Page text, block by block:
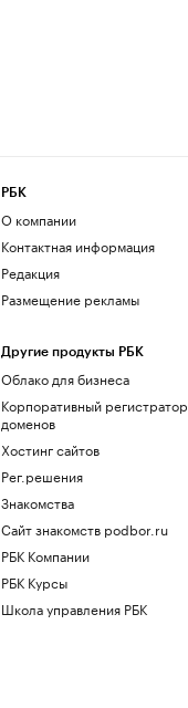
РБК
О компании
Контактная информация
Редакция
Размещение рекламы
Другие продукты РБК
Облако для бизнеса
Корпоративный регистратор
доменов
Хостинг сайтов
Рег.решения
Знакомства
Сайт знакомств podbor.ru
РБК Компании
РБК Курсы
Школа управления РБК